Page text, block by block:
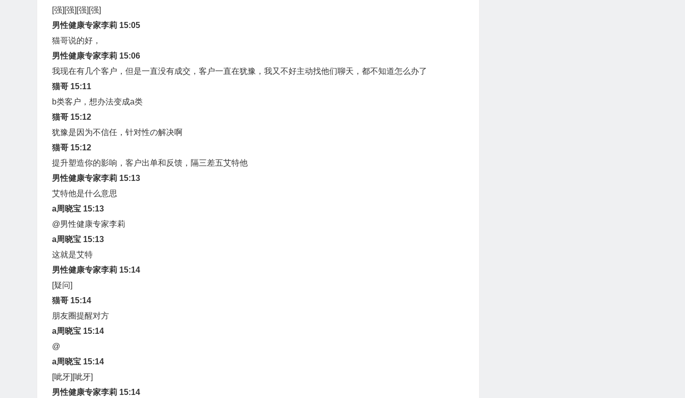
[强][强][强][强]
男性健康专家李莉 15:05
猫哥说的好，
男性健康专家李莉 15:06
我现在有几个客户，但是一直没有成交，客户一直在犹豫，我又不好主动找他们聊天，都不知道怎么办了
猫哥 15:11
b类客户，想办法变成a类
猫哥 15:12
犹豫是因为不信任，针对性の解决啊
猫哥 15:12
提升塑造你的影响，客户出单和反馈，隔三差五艾特他
男性健康专家李莉 15:13
艾特他是什么意思
a周晓宝 15:13
@男性健康专家李莉
a周晓宝 15:13
这就是艾特
男性健康专家李莉 15:14
[疑问]
猫哥 15:14
朋友圈提醒对方
a周晓宝 15:14
@
a周晓宝 15:14
[呲牙][呲牙]
男性健康专家李莉 15:14